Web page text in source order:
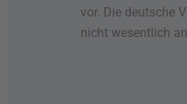
vor. Die deutsche
nicht wesentlich